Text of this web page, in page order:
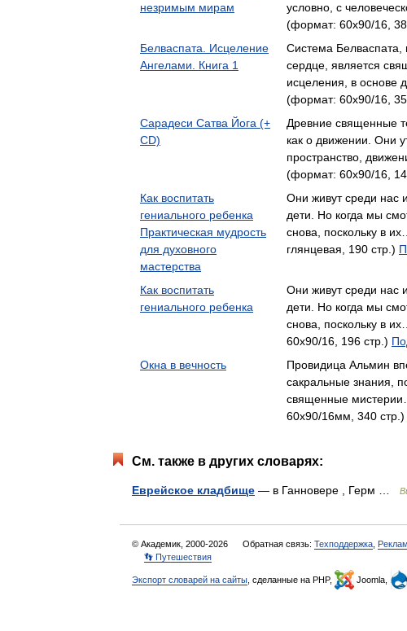
незримым мирам
условно, с
(формат: 60x90/16,
Белваспата. Исцеление
Ангелами. Книга 1
Система Белваспата,
сердце, является
исцеления, в основе
(формат: 60x90/16,
Сарадеси Сатва Йога (+
CD)
Древние священные
как о движении. Они
пространство,
(формат: 60x90/16,
Как воспитать
гениального ребенка
Практическая мудрость
для духовного
мастерства
Они живут среди нас
дети. Но когда мы
снова, поскольку в
глянцевая, 190 стр.)
Как воспитать
гениального ребенка
Они живут среди нас
дети. Но когда мы
снова, поскольку в
60x90/16, 196 стр.)
Окна в вечность
Провидица Альмин
сакральные знания,
священные
60x90/16мм, 340 стр.)
См. также в других словарях:
Еврейское кладбище — в Ганновере , Герм …
© Академик, 2000-2026 Обратная связь: Техподдержка
👣 Путешествия
Экспорт словарей на сайты , сделанные на PHP, Joomla,